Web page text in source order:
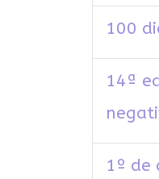
100
14ª
1º de